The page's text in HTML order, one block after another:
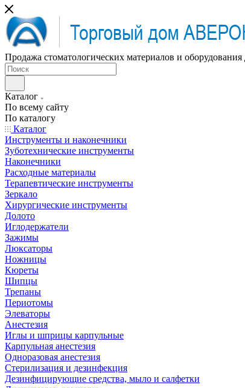
Продажа стоматологических материалов и оборудования
Каталог
По всему сайту
По каталогу
Каталог
Инструменты и наконечники
Зуботехнические инструменты
Наконечники
Расходные материалы
Терапевтические инструменты
Зеркало
Хирургические инструменты
Долото
Иглодержатели
Зажимы
Люксаторы
Ножницы
Кюреты
Шипцы
Трепаны
Периотомы
Элеваторы
Анестезия
Иглы и шприцы карпульные
Карпульная анестезия
Одноразовая анестезия
Стерилизация и дезинфекция
Дезинфицирующие средства, мыло и салфетки